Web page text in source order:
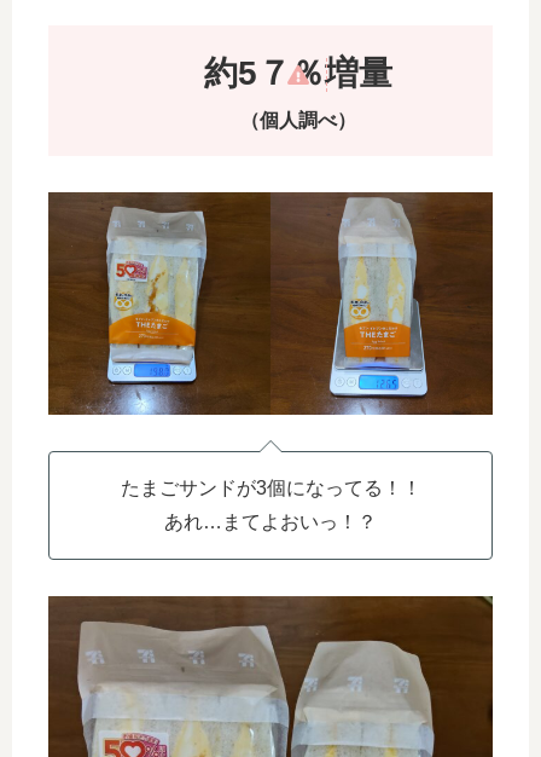
約5７％増量
（個人調べ）
たまごサンドが3個になってる！！
あれ…まてよおいっ！？